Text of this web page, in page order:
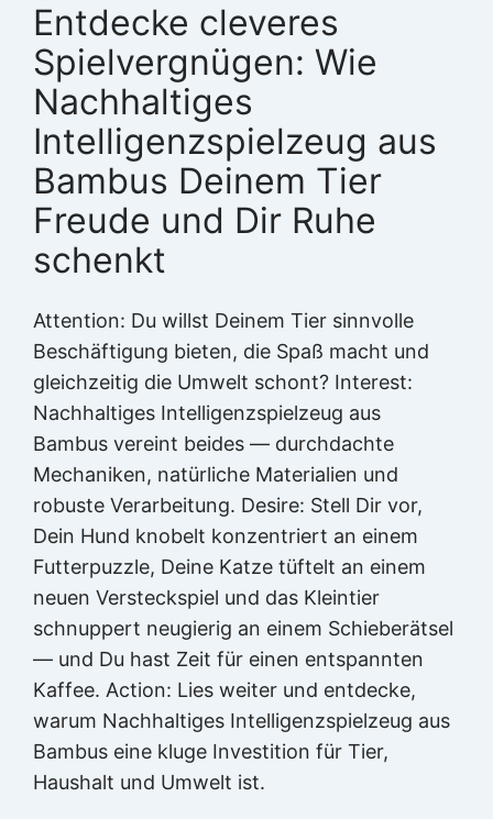
Entdecke cleveres
Spielvergnügen: Wie
Nachhaltiges
Intelligenzspielzeug aus
Bambus Deinem Tier
Freude und Dir Ruhe
schenkt
Attention: Du willst Deinem Tier sinnvolle
Beschäftigung bieten, die Spaß macht und
gleichzeitig die Umwelt schont? Interest:
Nachhaltiges Intelligenzspielzeug aus
Bambus vereint beides — durchdachte
Mechaniken, natürliche Materialien und
robuste Verarbeitung. Desire: Stell Dir vor,
Dein Hund knobelt konzentriert an einem
Futterpuzzle, Deine Katze tüftelt an einem
neuen Versteckspiel und das Kleintier
schnuppert neugierig an einem Schieberätsel
— und Du hast Zeit für einen entspannten
Kaffee. Action: Lies weiter und entdecke,
warum Nachhaltiges Intelligenzspielzeug aus
Bambus eine kluge Investition für Tier,
Haushalt und Umwelt ist.